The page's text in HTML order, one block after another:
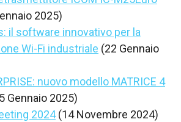
2025)
il software innovativo per la
Wi-Fi industriale (22 Gennaio
nuovo modello MATRICE 4
Gennaio 2025)
2024 (14 Novembre 2024)